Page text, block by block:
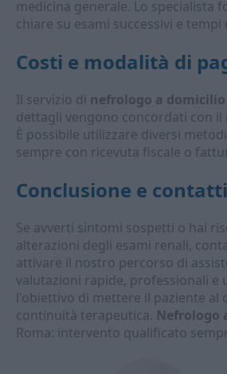
medicina generale. Lo specialista
chiare su esami successivi e
Costi e modalità di
Il servizio di nefrologo a domicilio
dettagli vengono concordati con il
È possibile utilizzare diversi
sempre con ricevuta fiscale o
Conclusione e contatti
Se avverti sintomi sospetti o hai
alterazioni degli esami renali,
attivare il nostro percorso di
valutazioni rapide, professionali e
l'obiettivo di mettere il paziente al
continuità terapeutica. Nefrologo
Roma: intervento qualificato